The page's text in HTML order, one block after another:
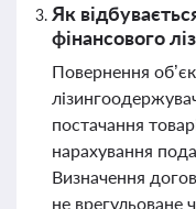
Як
фінансового
Повернення
постачання
нарахування
Визначення
не врегульоване